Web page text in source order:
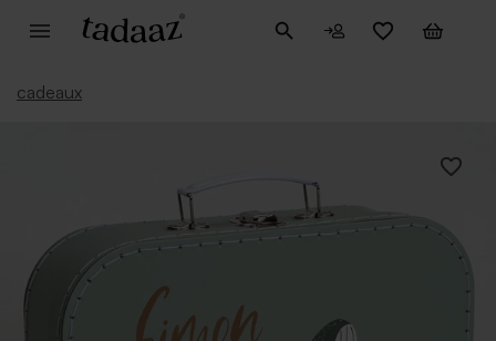
cadeaux